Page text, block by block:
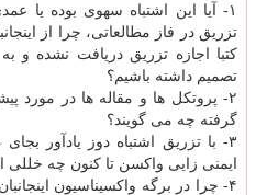
۱- آیا این اشتباه سهوی بوده یا
تزریق در فاز مطالعاتی، چرا از
کتبا اجازه تزریق دریافت نشده و
تصمیم داشته باشیم؟
۲- پروتکل ها و مقاله ها در
گرفته چه می گویند؟
۳- با تزریق اشتباه دوز یادآور
ایمنی زایی واکسن تا کنون چه خللی
۴- چرا در برگه واکسیناسیون